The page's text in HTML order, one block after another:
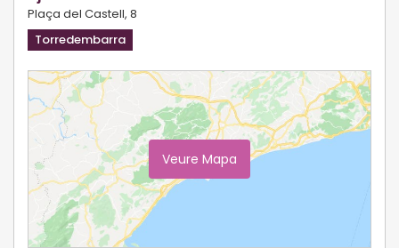
Plaça del Castell, 8
Torredembarra
Veure Mapa